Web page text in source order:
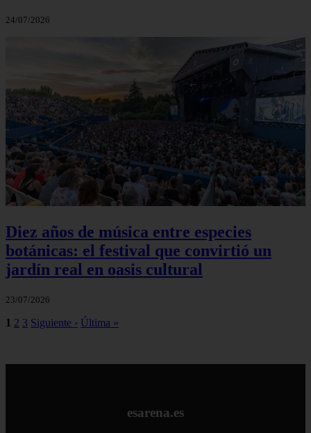
24/07/2026
Diez años de música entre especies
botánicas: el festival que convirtió un
jardín real en oasis cultural
23/07/2026
1 2 3 Siguiente › Última »
esarena.es